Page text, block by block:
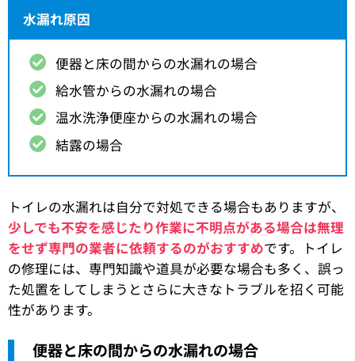
水漏れ原因
便器と床の間からの水漏れの場合
給水管からの水漏れの場合
温水洗浄便座からの水漏れの場合
結露の場合
トイレの水漏れは自分で対処できる場合もありますが、
少しでも不安を感じたり作業に不明点がある場合は無理
をせず専門の業者に依頼するのがおすすめです。トイレ
の修理には、専門知識や道具が必要な場合も多く、誤っ
た処置をしてしまうとさらに大きなトラブルを招く可能
性があります。
便器と床の間からの水漏れの場合